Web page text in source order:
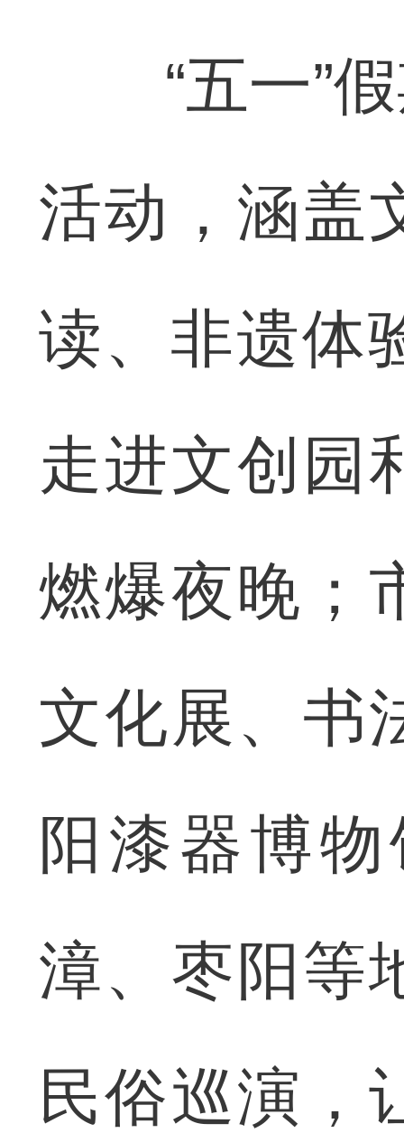
“五一”假
活动，涵盖
读、非遗体
走进文创园
燃爆夜晚；
文化展、书
阳漆器博
漳、枣阳等
民俗巡演，